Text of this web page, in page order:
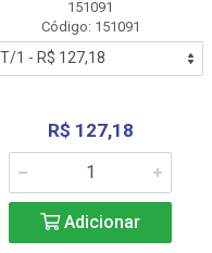
151091
Código: 151091
R$ 127,18
Adicionar